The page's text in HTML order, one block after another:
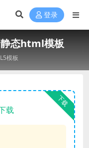
登录
静态html模板
模板
下载
载